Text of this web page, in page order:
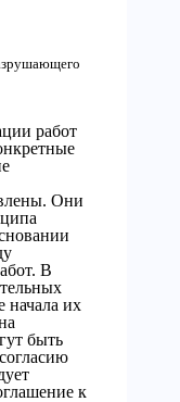
работ
Они
В
начала их
быть
к